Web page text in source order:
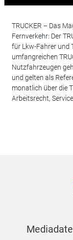
TRUCKER – Das
Fernverkehr: Der
für Lkw-Fahrer und
umfangreichen
Nutzfahrzeugen
und gelten als
monatlich über die
Arbeitsrecht,